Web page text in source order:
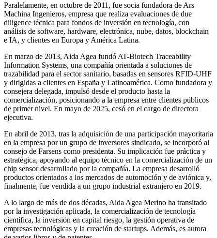
Paralelamente, en octubre de 2011, fue socia fundadora de Ars
Machina Ingenieros, empresa que realiza evaluaciones de due
diligence técnica para fondos de inversión en tecnología, con
análisis de software, hardware, electrónica, nube, datos, blockchain
e IA, y clientes en Europa y América Latina.
En marzo de 2013, Aida Agea fundó AT-Biotech Traceability
Information Systems, una compañía orientada a soluciones de
trazabilidad para el sector sanitario, basadas en sensores RFID-UHF
y dirigidas a clientes en España y Latinoamérica. Como fundadora y
consejera delegada, impulsó desde el producto hasta la
comercialización, posicionando a la empresa entre clientes públicos
de primer nivel. En mayo de 2025, cesó en el cargo de directora
ejecutiva.
En abril de 2013, tras la adquisición de una participación mayoritaria
en la empresa por un grupo de inversores sindicado, se incorporó al
consejo de Farsens como presidenta. Su implicación fue práctica y
estratégica, apoyando al equipo técnico en la comercialización de un
chip sensor desarrollado por la compañía. La empresa desarrolló
productos orientados a los mercados de automoción y de aviónica y,
finalmente, fue vendida a un grupo industrial extranjero en 2019.
A lo largo de más de dos décadas, Aida Agea Merino ha transitado
por la investigación aplicada, la comercialización de tecnología
científica, la inversión en capital riesgo, la gestión operativa de
empresas tecnológicas y la creación de startups. Además, es autora